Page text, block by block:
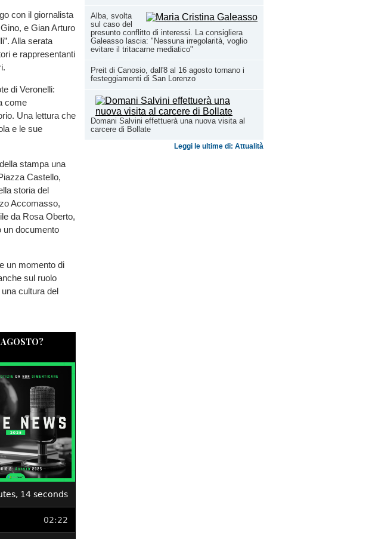
Alba, svolta
sul caso del
presunto conflitto di interessi. La consigliera
Galeasso lascia: "Nessuna irregolarità, voglio
evitare il tritacarne mediatico"
Preit di Canosio, dall'8 al 16 agosto tornano i
festeggiamenti di San Lorenzo
Domani Salvini effettuerà una nuova visita al
carcere di Bollate
Leggi le ultime di: Attualità
con il giornalista
e Gian Arturo
Alla serata
e rappresentanti
di Veronelli:
come
Una lettura che
e le sue
stampa una
Castello,
storia del
Accomasso,
da Rosa Oberto,
un documento
un momento di
sul ruolo
cultura del